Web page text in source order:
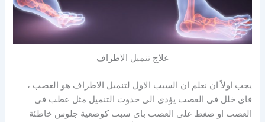
علاج تنميل الاطراف
يجب اولاً ان نعلم ان السبب الاول لتنميل الاطراف هو العصب ،
فاى خلل فى العصب يؤدى الى حدوث التنميل مثل عطب فى
العصب او ضغط على العصب باى سبب كوضعية جلوس خاطئة